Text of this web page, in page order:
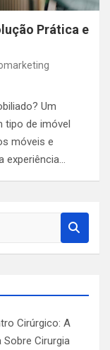
Prática e
Um
tipo de imóvel
móveis e
experiência…
Cirúrgico: A
Sobre Cirurgia